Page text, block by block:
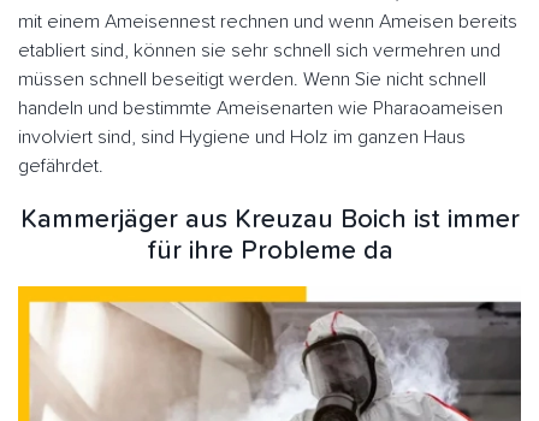
mit einem Ameisennest rechnen und wenn Ameisen bereits
etabliert sind, können sie sehr schnell sich vermehren und
müssen schnell beseitigt werden. Wenn Sie nicht schnell
handeln und bestimmte Ameisenarten wie Pharaoameisen
involviert sind, sind Hygiene und Holz im ganzen Haus
gefährdet.
Kammerjäger aus Kreuzau Boich ist immer
für ihre Probleme da